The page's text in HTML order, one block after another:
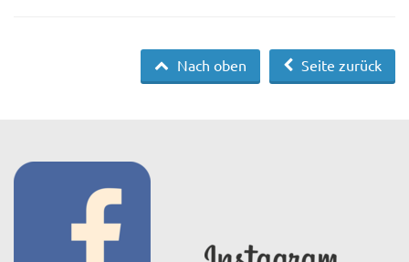
Seite zurück
Nach oben